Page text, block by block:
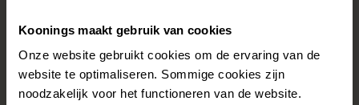
Koonings maakt gebruik van cookies
Onze website gebruikt cookies om de ervaring van de
website te optimaliseren. Sommige cookies zijn
noodzakelijk voor het functioneren van de website.
De perfecte trouwschoenen voor onder je trouwjurk,
maar ook kettingen, armbanden en oorbellen die